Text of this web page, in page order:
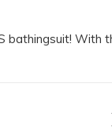
bathingsuit!